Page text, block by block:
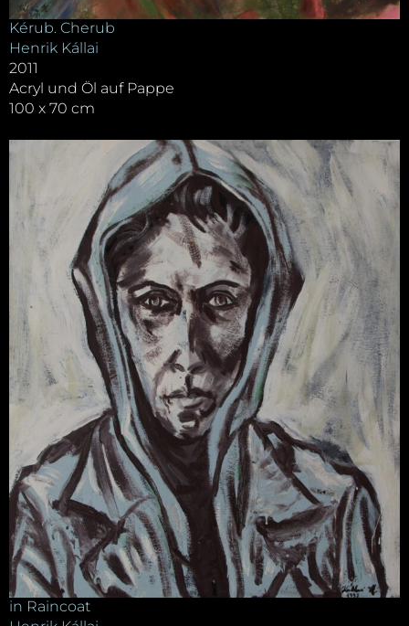
Kérub. Cherub
Henrik Kállai
2011
Acryl und Öl auf Pappe
100 x 70 cm
in Raincoat